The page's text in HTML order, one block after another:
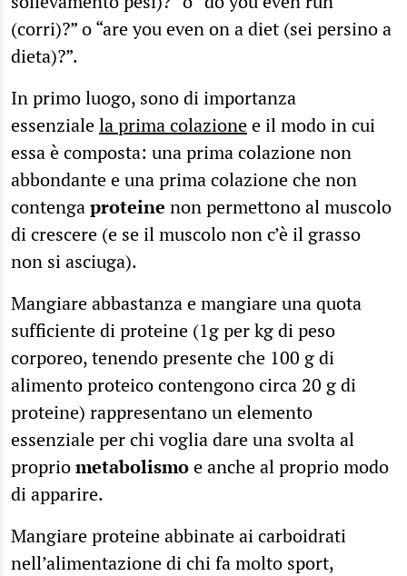
(corri)?” o “are you even on a diet (sei persino a
dieta)?”.
In primo luogo, sono di importanza
essenzialela prima colazionee il modo in cui
essa è composta: una prima colazione non
abbondante e una prima colazione che non
contengaproteine non permettono al muscolo
di crescere (e se il muscolo non c’è il grasso
non si asciuga).
Mangiare abbastanza e mangiare una quota
sufficiente di proteine (1g per kg di peso
corporeo, tenendo presente che 100 g di
alimento proteico contengono circa 20 g di
proteine) rappresentano un elemento
essenziale per chi voglia dare una svolta al
propriometabolismoe anche al proprio modo
di apparire.
Mangiare proteine abbinate ai carboidrati
nell’alimentazione di chi fa molto sport,